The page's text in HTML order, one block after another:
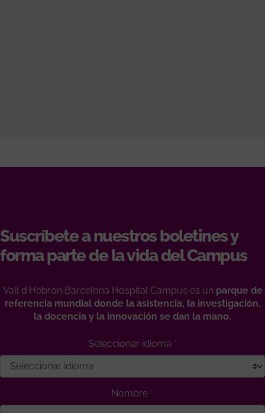
Suscríbete a nuestros boletines y
forma parte de la vida del Campus
Vall d'Hebron Barcelona Hospital Campus es un parque de
referencia mundial donde la asistencia, la investigación,
la docencia y la innovación se dan la mano.
Seleccionar idioma
Nombre